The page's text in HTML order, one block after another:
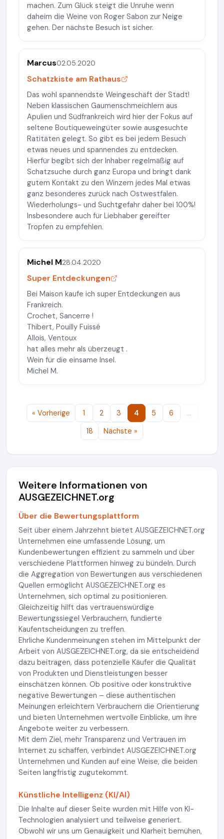
machen. Zum Glück steigt die Unruhe wenn
daheim die Weine von Roger Sabon zur Neige
gehen. Der nächste Besuch ist sicher.
Marcus02.05.2020
Schatzkiste am Rathaus
Das wohl spannendste Weingeschäft der Stadt!
Neben klassischen Gaumenschmeichlern aus
Apulien und Südfrankreich wird hier der Fokus auf
seltene Boutiqueweingüter sowie ausgesuchte
Ratitäten gelegt. So gibt es bei jedem Besuch
etwas neues und spannendes zu entdecken.
Hierfür begibt sich der Inhaber regelmäßig auf
Schatzsuche durch ganz Europa und bringt dank
gutem Kontakt zu den Winzern jedes Mal etwas
ganz besonderes zurück nach Ostwestfalen.
Wiederholungs- und Suchtgefahr daher bei 100%!
Insbesondere auch für Liebhaber gereifter
Tropfen zu empfehlen.
Michel M28.04.2020
Super Entdeckungen
Bei Maison kaufe ich super Entdeckungen aus
Frankreich.
Crochet, Sancerre !
Thibert, Pouilly Fuissé
Allois, Ventoux
hat alles mehr als überzeugt .
Wein für die einsame Insel.
Michel M.
« Vorherige 1 2 3 4 5 6
…
18
Nächste »
Weitere Informationen von
AUSGEZEICHNET.org
Über die Bewertungsplattform
Seit über einem Jahrzehnt bietet AUSGEZEICHNET.org
Unternehmen eine umfassende Lösung, um
Kundenbewertungen effizient zu sammeln und über
verschiedene Plattformen hinweg zu bündeln. Durch
die Aggregation von Bewertungen aus verschiedenen
Quellen ermöglicht AUSGEZEICHNET.org es
Unternehmen, sich optimal zu positionieren.
Gleichzeitig hilft das vertrauenswürdige
Bewertungssiegel Verbrauchern, fundierte
Kaufentscheidungen zu treffen.
Ehrliche Kundenmeinungen stehen im Mittelpunkt der
Arbeit von AUSGEZEICHNET.org, da sie entscheidend
dazu beitragen, dass potenzielle Käufer die Qualität
von Produkten und Dienstleistungen besser
einschätzen können. Ob positive oder konstruktive
negative Bewertungen – diese authentischen
Meinungen erleichtern Verbrauchern die Orientierung
und bieten Unternehmen wertvolle Einblicke, um ihre
Angebote weiter zu verbessern.
Mit dem Ziel, mehr Transparenz und Vertrauen im
Internet zu schaffen, verbindet AUSGEZEICHNET.org
Unternehmen und Kunden auf eine Weise, die beiden
Seiten langfristig zugutekommt.
Künstliche Intelligenz (KI/AI)
Die Inhalte auf dieser Seite wurden mit Hilfe von KI-
Technologien analysiert und teilweise generiert.
Obwohl wir uns um Genauigkeit und Klarheit bemühen,